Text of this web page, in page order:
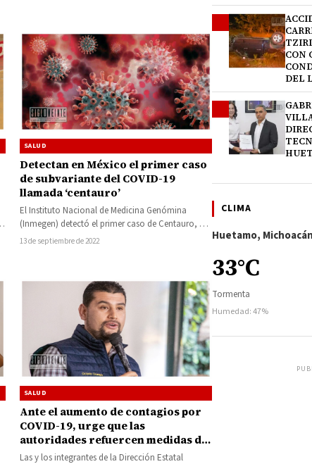
SALUD
Detectan en México el primer caso
de subvariante del COVID-19
llamada ‘centauro’
El Instituto Nacional de Medicina Genómina
(Inmegen) detectó el primer caso de Centauro, del
linaje de preocupación ómicron de COVID-19,…
13 de septiembre de 2022
SALUD
Ante el aumento de contagios por
COVID-19, urge que las
autoridades refuercen medidas de
prevención: PRD
Las y los integrantes de la Dirección Estatal
CON
DEL
CLIMA
Huetamo,
33°C
Tormenta
Humedad: 47%